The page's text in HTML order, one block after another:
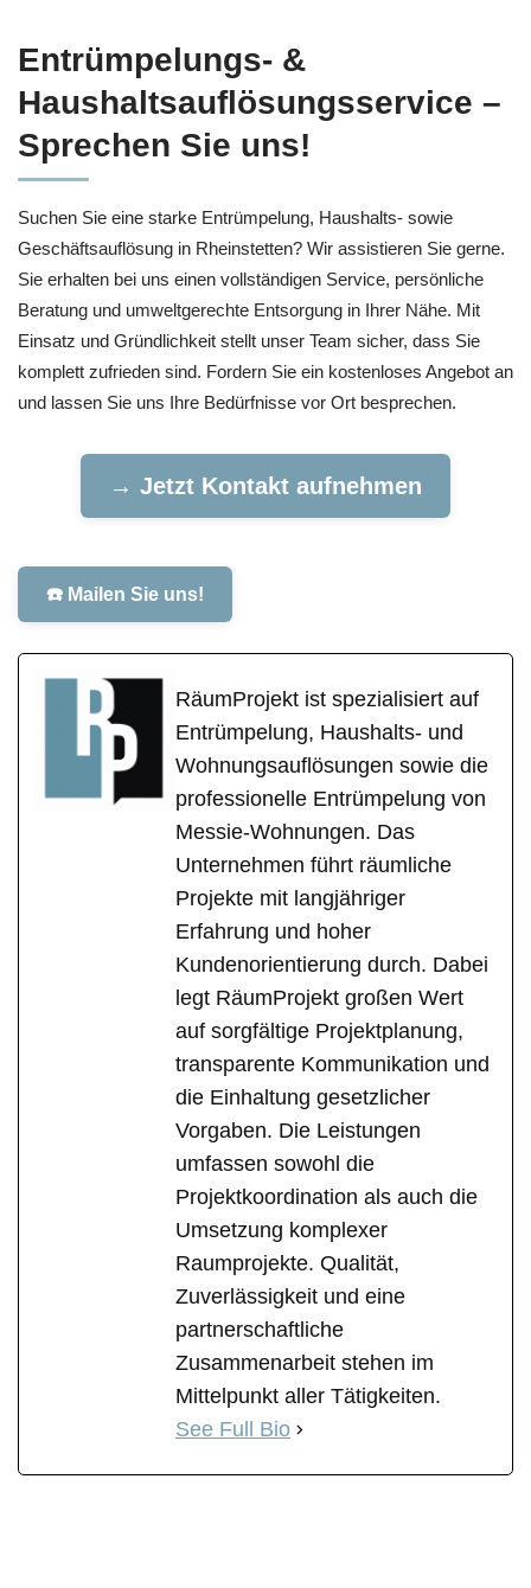
Entrümpelungs- &
Haushaltsauflösungsservice –
Sprechen Sie uns!
Suchen Sie eine starke Entrümpelung, Haushalts- sowie
Geschäftsauflösung in Rheinstetten? Wir assistieren Sie gerne.
Sie erhalten bei uns einen vollständigen Service, persönliche
Beratung und umweltgerechte Entsorgung in Ihrer Nähe. Mit
Einsatz und Gründlichkeit stellt unser Team sicher, dass Sie
komplett zufrieden sind. Fordern Sie ein kostenloses Angebot an
und lassen Sie uns Ihre Bedürfnisse vor Ort besprechen.
→ Jetzt Kontakt aufnehmen
☎️ Mailen Sie uns!
RäumProjekt ist spezialisiert auf
Entrümpelung, Haushalts- und
Wohnungsauflösungen sowie die
professionelle Entrümpelung von
Messie-Wohnungen. Das
Unternehmen führt räumliche
Projekte mit langjähriger
Erfahrung und hoher
Kundenorientierung durch. Dabei
legt RäumProjekt großen Wert
auf sorgfältige Projektplanung,
transparente Kommunikation und
die Einhaltung gesetzlicher
Vorgaben. Die Leistungen
umfassen sowohl die
Projektkoordination als auch die
Umsetzung komplexer
Raumprojekte. Qualität,
Zuverlässigkeit und eine
partnerschaftliche
Zusammenarbeit stehen im
Mittelpunkt aller Tätigkeiten.
See Full Bio